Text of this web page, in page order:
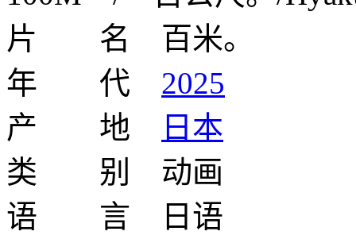
片 名 百米。
年 代 2025
产 地
日本
类 别 动画
语 言 日语